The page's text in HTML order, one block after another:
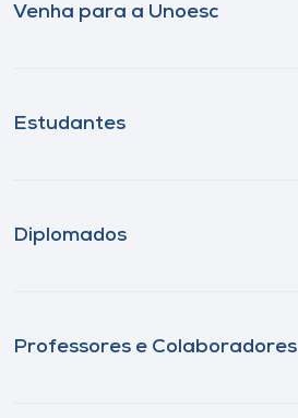
Venha para a Unoesc
Estudantes
Diplomados
Professores e Colaboradores